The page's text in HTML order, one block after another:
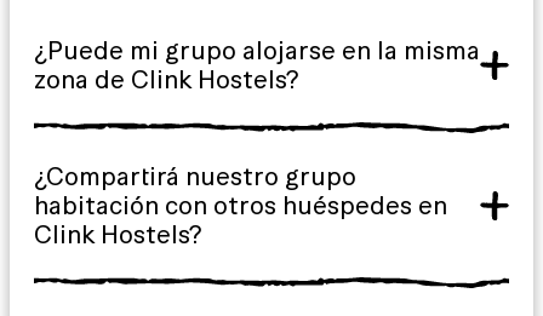
¿Puede mi grupo alojarse en la misma
zona de Clink Hostels?
¿Compartirá nuestro grupo
habitación con otros huéspedes en
Clink Hostels?